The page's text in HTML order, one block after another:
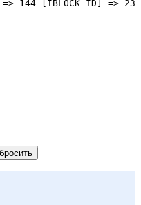
[IBLOCK_ID] => 23